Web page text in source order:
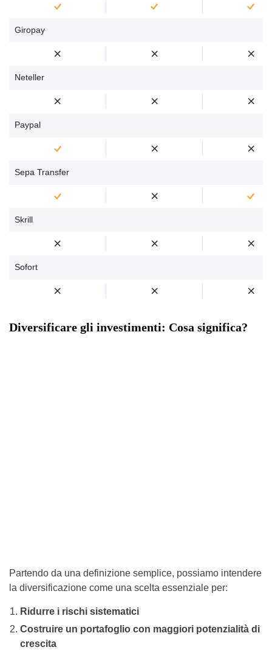
Giropay
Neteller
Paypal
Sepa Transfer
Skrill
Sofort
Diversificare gli investimenti: Cosa significa?
Partendo da una definizione semplice, possiamo intendere
la diversificazione come una scelta essenziale per:
Ridurre i rischi sistematici
Costruire un portafoglio con maggiori potenzialità di
crescita